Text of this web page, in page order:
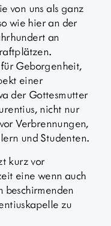
von uns als ganz
wie hier an der
an
Geborgenheit,
einer
der Gottesmutter
nicht nur
Verbrennungen,
und Studenten.
kurz vor
eine wenn auch
beschirmenden
zu